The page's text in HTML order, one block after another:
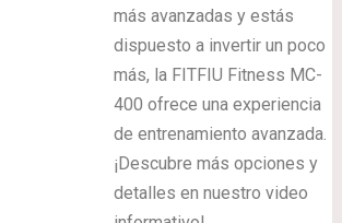
más avanzadas y estás
dispuesto a invertir un poco
más, la FITFIU Fitness MC-
400 ofrece una experiencia
de entrenamiento avanzada.
¡Descubre más opciones y
detalles en nuestro video